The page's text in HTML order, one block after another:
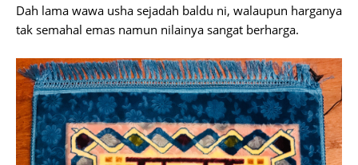
Dah lama wawa usha sejadah baldu ni, walaupun harganya
tak semahal emas namun nilainya sangat berharga.